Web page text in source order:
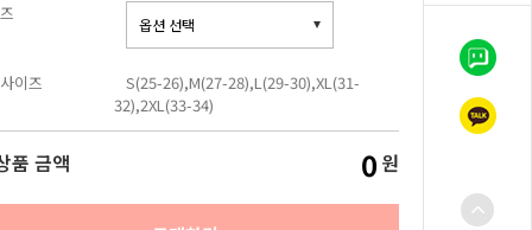
이즈
S(25-26),M(27-28),L(29-30),XL(31-
32),2XL(33-34)
품 금액 0 원